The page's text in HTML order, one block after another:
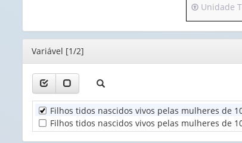
Irá
para
o
cabeçalho
apenas
Unidade
Territorial
Unidade
Editor
Variável [1/2]
Filhos tidos nascidos vivos pelas mulheres de
Filhos tidos nascidos vivos pelas mulheres de